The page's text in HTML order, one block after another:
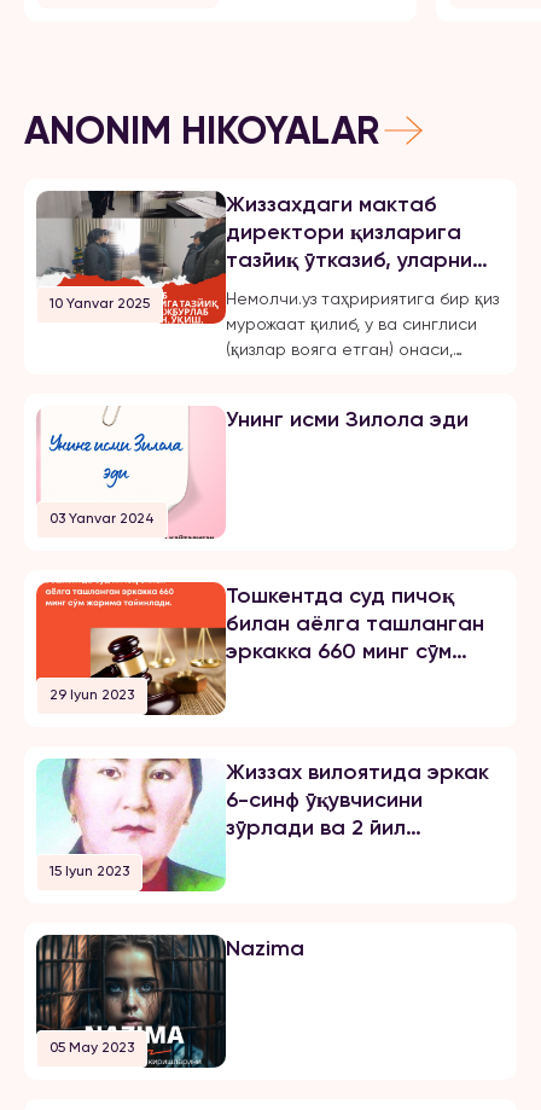
ANONIM HIKOYALAR
10 Yanvar 2025
Жиззахдаги мактаб
директори қизларига
тазйиқ ўтказиб, уларни
мажбурлаб турмушга
чиқарган, ўқиш,
ишлашдан маҳрум қилган
Немолчи.уз таҳририятига бир қиз
мурожаат қилиб, у ва синглиси
(қизлар вояга етган) онаси,
Хасанова томонидан бир неча
ишлайман. 2024 йил 31 октябрь
куни мени умуман норози бўлган
йигитга […]
03 Yanvar 2024
Унинг исми Зилола эди
29 Iyun 2023
Тошкентда суд пичоқ
билан аёлга ташланган
эркакка 660 минг сўм
15 Iyun 2023
Жиззах вилоятида эркак
6-синф ўқувчисини
зўрлади ва 2 йил
05 May 2023
Nazima